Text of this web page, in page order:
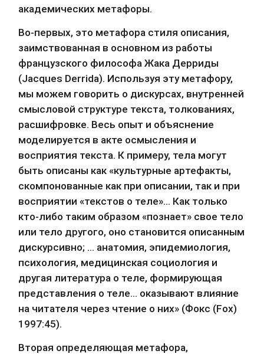
академических метафоры.
Во-первых, это метафора стиля описания,
заимствованная в основном из работы
французского философа Жака Дерриды
(Jacques Derrida). Используя эту метафору,
мы можем говорить о дискурсах, внутренней
смысловой структуре текста, толкованиях,
расшифровке. Весь опыт и объяснение
моделируется в акте осмысления и
восприятия текста. К примеру, тела могут
быть описаны как «культурные артефакты,
скомпонованные как при описании, так и при
восприятии «текстов о теле»… Как только
кто-либо таким образом «познает» свое тело
или тело другого, оно становится описанным
дискурсивно; … анатомия, эпидемиология,
психология, медицинская социология и
другая литература о теле, формирующая
представления о теле… оказывают влияние
на читателя через чтение о них» (Фокс (Fox)
1997:45).
Вторая определяющая метафора,